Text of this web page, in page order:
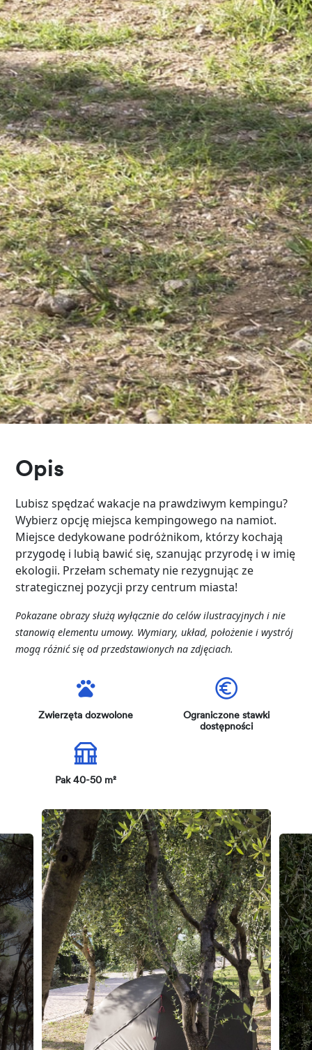
Opis
Lubisz spędzać wakacje na prawdziwym kempingu?
Wybierz opcję miejsca kempingowego na namiot.
Miejsce dedykowane podróżnikom, którzy kochają
przygodę i lubią bawić się, szanując przyrodę i w imię
ekologii. Przełam schematy nie rezygnując ze
strategicznej pozycji przy centrum miasta!
Pokazane obrazy służą wyłącznie do celów ilustracyjnych i nie
stanowią elementu umowy. Wymiary, układ, położenie i wystrój
mogą różnić się od przedstawionych na zdjęciach.
Zwierzęta dozwolone
Ograniczone stawki
dostępności
Pak 40-50 m²